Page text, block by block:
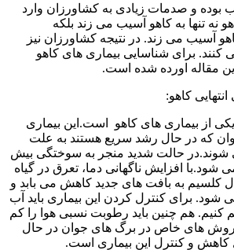
بوده و صدمات زیادی به کشاورزان وارد
نه تنها به کاهو آسیب می زند بلکه
آسیب می زند. در نتیجه کشاورزان نیز
برای شناسایی بیماری های کاهو
مقاله اورده شده است.
کاهو:
از بیماری های کاهو است.این بیماری
که در حال رشد سریع هستند به علت
حالت شدید منجر به سوختگی بیش
افزایش ناگهانی دما، تعرق در گیاه
کلسیم به بافت های جدید کاهش می بابد و
برای کنترل کردن این بیماری باید آب
کنیم. هم چنین باید رطوبت نسبی هوا را کم
روش های خاص در برگ های جوان در حال
کاهش و کنترل این بیماری است.